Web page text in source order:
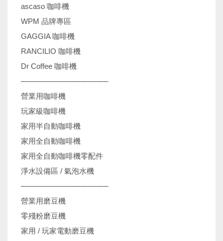
ascaso 咖啡機
WPM 品牌專區
GAGGIA 咖啡機
RANCILIO 咖啡機
Dr Coffee 咖啡機
────────────────
營業用咖啡機
玩家級咖啡機
家用半自動咖啡機
家用全自動咖啡機
家用全自動咖啡機零配件
淨水設備區 / 氣泡水機
────────────────
營業用磨豆機
零殘粉磨豆機
家用 / 玩家電動磨豆機